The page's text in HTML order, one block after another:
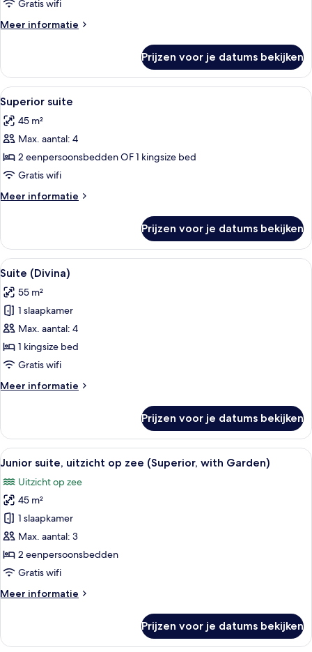
(Deluxe)
Gratis wifi
Meer informatie
Meer
suite,
balkon,
uitzicht
zee
(Deluxe)
Prijzen voor je datums bekijken
Alle
foto's
voor
Superior
suite
laden
Superior suite | Luxe beddengoed,
13
Superior suite
45 m²
Max. aantal: 4
2 eenpersoonsbedden OF 1 kingsize bed
Gratis wifi
Meer informatie
Meer
suite
Prijzen voor je datums bekijken
Alle
foto's
voor
Suite
(Divina)
laden
Een slaapkamer met een bed, een
15
Suite (Divina)
55 m²
1 slaapkamer
Max. aantal: 4
1 kingsize bed
Gratis wifi
Meer informatie
Meer
(Divina)
Prijzen voor je datums bekijken
Alle
foto's
voor
Junior
suite,
uitzicht
op
zee
with
Junior suite, uitzicht op zee
7
Junior suite, uitzicht op zee (Superior, with Garden)
Uitzicht op zee
45 m²
1 slaapkamer
Max. aantal: 3
2 eenpersoonsbedden
Gratis wifi
Meer informatie
Meer
suite,
Prijzen voor je datums bekijken